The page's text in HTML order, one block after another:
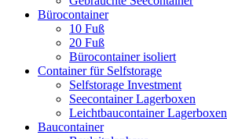
Bürocontainer
10 Fuß
20 Fuß
Bürocontainer isoliert
Container für Selfstorage
Selfstorage Investment
Seecontainer Lagerboxen
Leichtbaucontainer Lagerboxen
Baucontainer